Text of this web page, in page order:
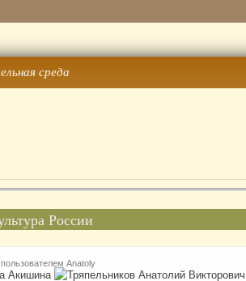
среда
России
Anatoly